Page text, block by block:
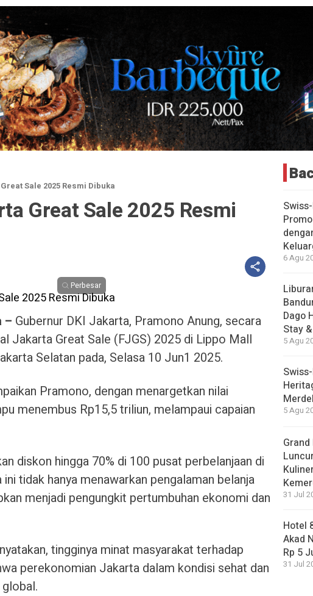
Sale 2025 Resmi Dibuka
Great Sale 2025 Resmi
Perbesar
– Gubernur DKI Jakarta, Pramono Anung, secara
Jakarta Great Sale (FJGS) 2025 di Lippo Mall
Selatan pada, Selasa 10 Jun1 2025.
Pramono, dengan menargetkan nilai
menembus Rp15,5 triliun, melampaui capaian
diskon hingga 70% di 100 pusat perbelanjaan di
tidak hanya menawarkan pengalaman belanja
menjadi pengungkit pertumbuhan ekonomi dan
tingginya minat masyarakat terhadap
perekonomian Jakarta dalam kondisi sehat dan
6 Agu
Dago
Stay
5 Agu
5 Agu
31 Jul
Hotel
Akad
Rp 5
31 Jul